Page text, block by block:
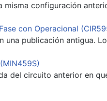
configuración
con Operacional
publicación antigua.
del circuito anterior en